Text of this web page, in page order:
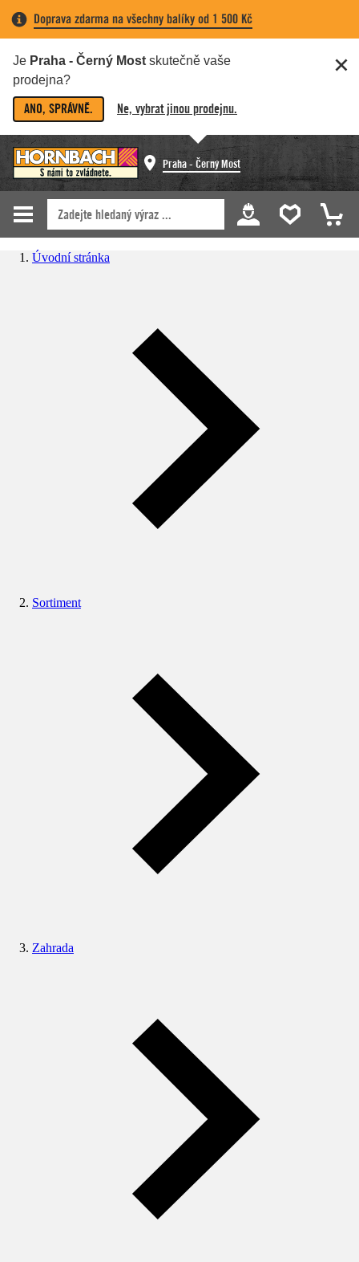
Doprava zdarma na všechny balíky od 1 500 Kč
Je Praha - Černý Most skutečně vaše
prodejna?
ANO, SPRÁVNĚ. Ne, vybrat jinou prodejnu.
Praha - Černý Most
Úvodní stránka
Sortiment
Zahrada